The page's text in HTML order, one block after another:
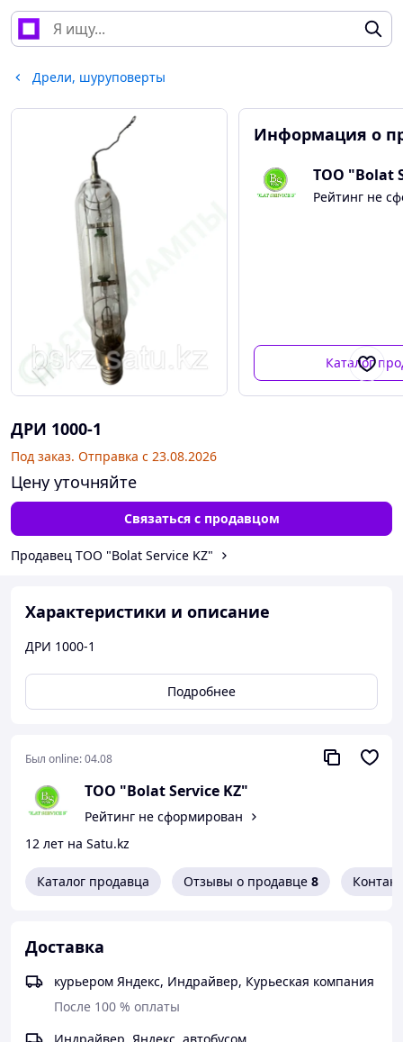
Дрели, шуруповерты
Информация о
ТОО "Bolat
Рейтинг не
Каталог
ДРИ 1000-1
Под заказ. Отправка с 23.08.2026
Цену уточняйте
Связаться с продавцом
Продавец ТОО "Bolat Service KZ"
Характеристики и описание
ДРИ 1000-1
Подробнее
Был online:04.08
ТОО "Bolat Service KZ"
Рейтинг не сформирован
12 лет на Satu.kz
Каталог продавца Отзывы о продавце 8
Доставка
курьером Яндекс, Индрайвер, Курьеская компания
После 100 % оплаты